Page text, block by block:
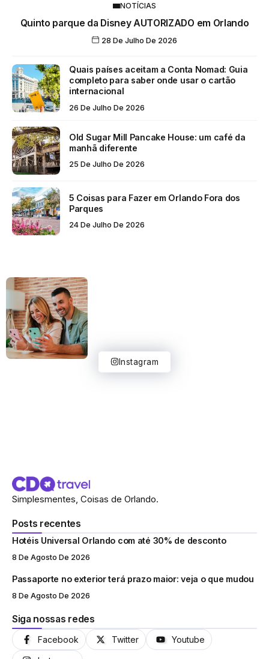
NOTÍCIAS
Quinto parque da Disney AUTORIZADO em Orlando
28 De Julho De 2026
Quais países aceitam a Conta Nomad: Guia
completo para saber onde usar o cartão
internacional
26 De Julho De 2026
Old Sugar Mill Pancake House: um café da
manhã diferente
25 De Julho De 2026
5 Coisas para Fazer em Orlando Fora dos
Parques
24 De Julho De 2026
Instagram
Simplesmentes, Coisas de Orlando.
Posts recentes
Hotéis Universal Orlando com até 30% de desconto
8 De Agosto De 2026
Passaporte no exterior terá prazo maior: veja o que mudou
8 De Agosto De 2026
Siga nossas redes
Facebook Twitter Youtube